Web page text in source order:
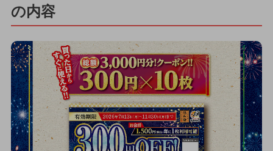
の内容